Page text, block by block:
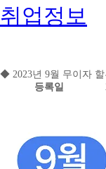
취업정보
◆ 2023년 9월 무이자
등록일